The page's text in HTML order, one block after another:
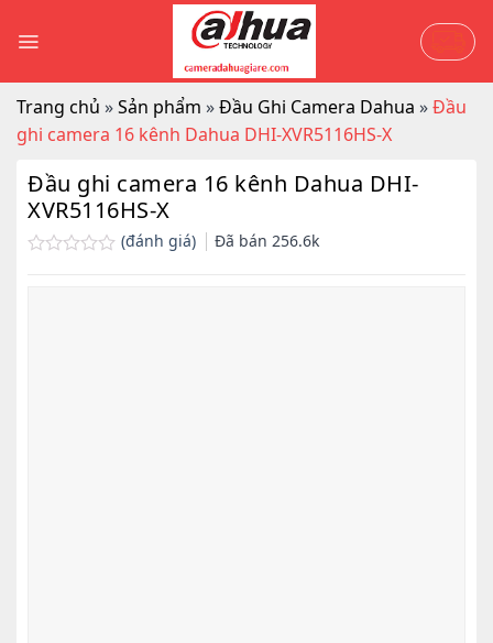
Trang chủ »Sản phẩm »Đầu Ghi Camera Dahua »Đầu
ghi camera 16 kênh Dahua DHI-XVR5116HS-X
Đầu ghi camera 16 kênh Dahua DHI-
XVR5116HS-X
(đánh giá) Đã bán 256.6k